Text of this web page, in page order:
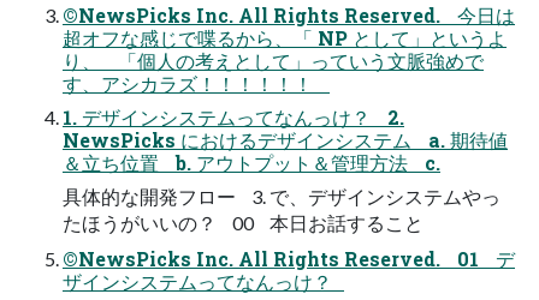
©NewsPicks Inc. All Rights Reserved. 今日は
超オフな感じで喋るから、「 NP として」というよ
り、 「個人の考えとして」っていう文脈強めで
す、アシカラズ！！！！！！
1. デザインシステムってなんっけ？ 2.
NewsPicks におけるデザインシステム a. 期待値
＆立ち位置 b. アウトプット＆管理方法 c.
具体的な開発フロー 3. で、デザインシステムやっ
たほうがいいの？ 00 本日お話すること
©NewsPicks Inc. All Rights Reserved. 01 デ
ザインシステムってなんっけ？